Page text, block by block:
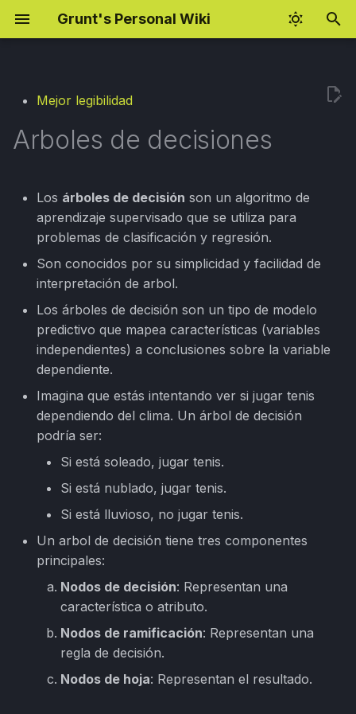
Grunt's Personal Wiki
c
Fundamentos de
explotación
CVE-2026-42980 WMI
Underflow (ES)
OSCP Preparation
Windows Hacking
PrivEsc Cheatsheet
Havoc C2 101
Scripts & Exploits
Subdomain Enumeration
Cloud Hacking
AWS Enumeration
AppSec KPI & Metrics
Bug Bounty Resources
CORS PoC
BSCP Preparation
BSCP Practitioner Labs
eJPT Notes
Armando un árbol de
decisión
Entropía
Information Gain o
Ganancia de Información
Armando el arbol
Asunciones de los árboles
de decisión
Android Pentesting Setup
BurpSuite Regex
Jobs Interview Tips
Gaming Settings
XSS Payloads
Mejor legibilidad
Arboles de decisiones
Los árboles de decisión son un algoritmo de
aprendizaje supervisado que se utiliza para
problemas de clasificación y regresión.
Son conocidos por su simplicidad y facilidad de
interpretación de arbol.
Los árboles de decisión son un tipo de modelo
predictivo que mapea características (variables
independientes) a conclusiones sobre la variable
dependiente.
Imagina que estás intentando ver si jugar tenis
dependiendo del clima. Un árbol de decisión
podría ser:
Si está soleado, jugar tenis.
Si está nublado, jugar tenis.
Si está lluvioso, no jugar tenis.
Un arbol de decisión tiene tres componentes
principales:
Nodos de decisión: Representan una
característica o atributo.
Nodos de ramificación: Representan una
regla de decisión.
Nodos de hoja: Representan el resultado.